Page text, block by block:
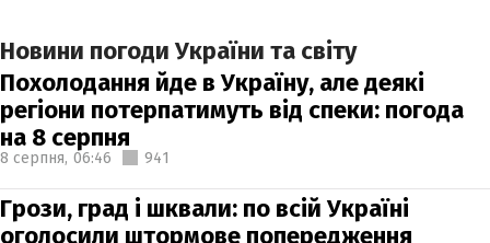
Новини погоди України та світу
Похолодання йде в Україну, але деякі
регіони потерпатимуть від спеки: погода
на 8 серпня
8 серпня, 06:46 941
Грози, град і шквали: по всій Україні
оголосили штормове попередження